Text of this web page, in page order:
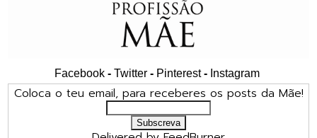
Facebook - Twitter - Pinterest- Instagram
Coloca o teu email, para receberes os posts da Mãe!